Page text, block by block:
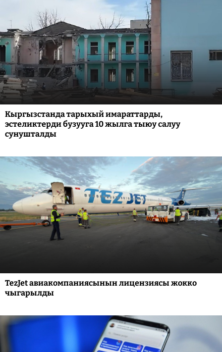
Кыргызстанда тарыхый имараттарды,
эстеликтерди бузууга 10 жылга тыюу салуу
сунушталды
TezJet авиакомпаниясынын лицензиясы жокко
чыгарылды